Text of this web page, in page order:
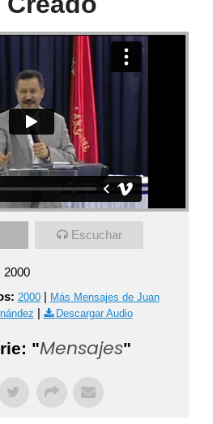
Escuchar
2000
2000| Más Mensajes de Juan
| Descargar Audio
"Mensajes"